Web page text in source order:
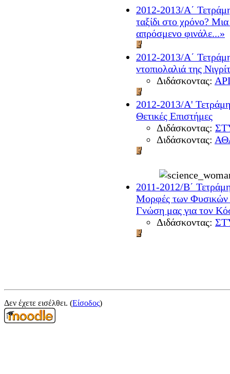
2012-2013/A΄
ταξίδι στο χρόνο?
απρόσμενο φινάλε...»
2012-2013/Α΄
ντοπιολαλιά της
Διδάσκοντας:
2012-2013/Α'
Θετικές Επιστήμες
Διδάσκοντας:
Διδάσκοντας:
2011-2012/Β΄
Μορφές των Φυσικών
Γνώση μας για τον
Διδάσκοντας:
Δεν έχετε εισέλθει. (Είσοδος)